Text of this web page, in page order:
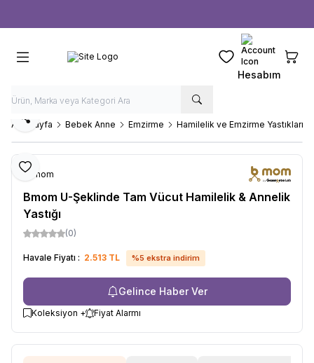
Favorilerim
Hesabım
Ana Sayfa Bebek Anne Emzirme Hamilelik ve Emzirme Yastıkları
Favoriye Ekle
Paylaş
b-mom
Bmom U-Şeklinde Tam Vücut Hamilelik & Annelik
Yastığı
(0)
Havale Fiyatı : 2.513 TL %5 ekstra indirim
Gelince Haber Ver
Koleksiyon + Fiyat Alarmı